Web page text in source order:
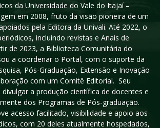
da Universidade do Vale do Itajaí –
em 2008, fruto da visão pioneira de um
pela Editora da Univali. Até 2022, o
incluindo revistas e Anais de
de 2023, a Biblioteca Comunitária do
a coordenar o Portal, com o suporte da
Pós-Graduação, Extensão e Inovação
com um Comitê Editorial. Seu
a produção científica de docentes e
dos Programas de Pós-graduação.
acesso facilitado, visibilidade e apoio aos
com 20 deles atualmente hospedados,